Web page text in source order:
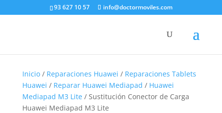
93 627 10 57 info@doctormoviles.com
Inicio/ Reparaciones Huawei / Reparaciones Tablets
Huawei / Reparar Huawei Mediapad / Huawei
Mediapad M3 Lite/ Sustitución Conector de Carga
Huawei Mediapad M3 Lite